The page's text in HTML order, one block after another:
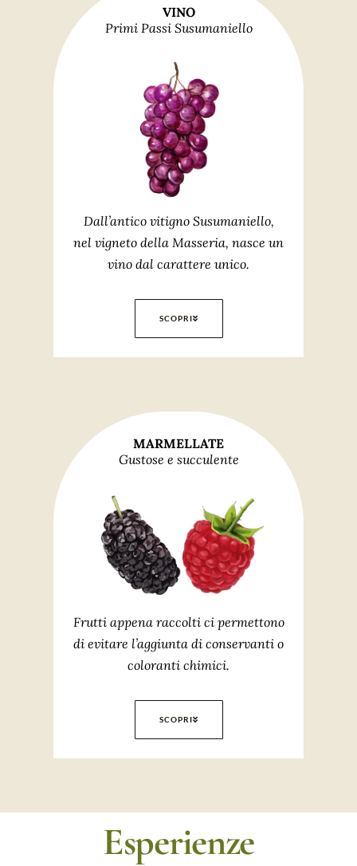
VINO
Primi Passi Susumaniello
Dall’antico vitigno Susumaniello,
nel vigneto della Masseria, nasce un
vino dal carattere unico.
SCOPRI
MARMELLATE
Gustose e succulente
Frutti appena raccolti ci permettono
di evitare l’aggiunta di conservanti o
coloranti chimici.
SCOPRI
Esperienze